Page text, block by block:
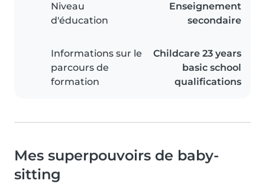
Niveau
d'éducation
Enseignement
secondaire
Informations sur le
parcours de
formation
Childcare 23 years
basic school
qualifications
Mes superpouvoirs de baby-
sitting